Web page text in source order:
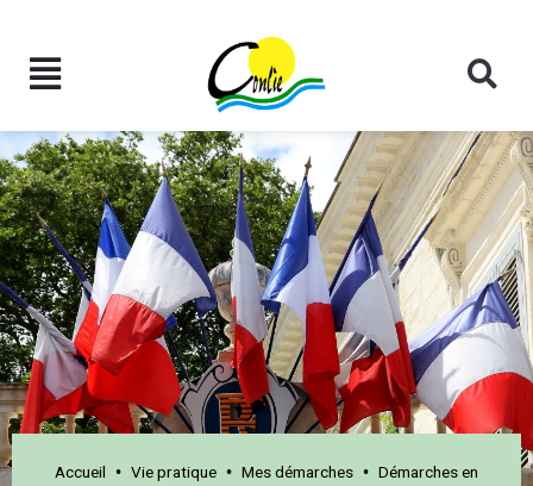
Accueil • Vie pratique • Mes démarches • Démarches en